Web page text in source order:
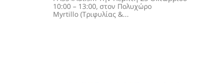
10:00 – 13:00, στον Πολυχώρο
Myrtillo (Τριφυλίας &...